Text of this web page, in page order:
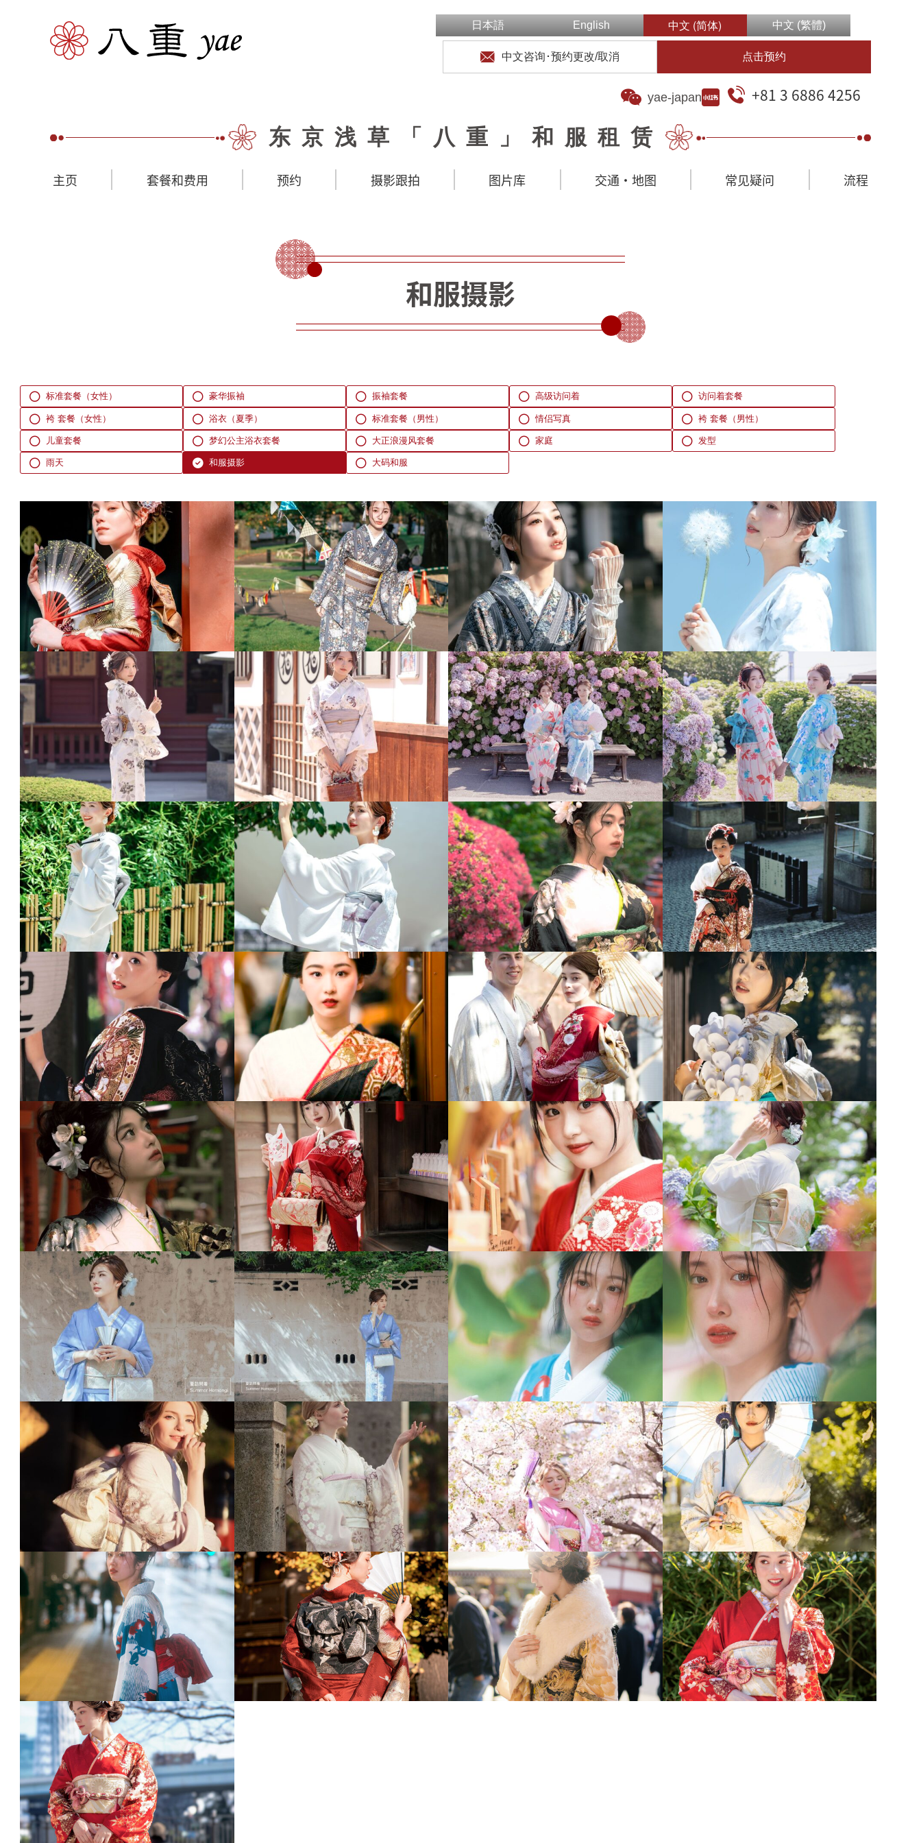
日本語 English 中文 (简体) 中文 (繁體)
中文咨询･预约更改/取消 点击预约
yae-japan +81 3 6886 4256
东京浅草「八重」和服租赁
主页 套餐和费用 预约 摄影跟拍 图片库 交通·地图 常见疑问 流程
和服摄影
标准套餐（女性） 豪华振袖 振袖套餐 高级访问着 访问着套餐
袴 套餐（女性） 浴衣（夏季） 标准套餐（男性） 情侣写真 袴 套餐（男性）
儿童套餐 梦幻公主浴衣套餐 大正浪漫风套餐 家庭 发型
雨天 和服摄影 大码和服